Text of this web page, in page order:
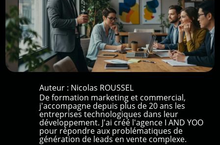
Auteur : Nicolas ROUSSEL
De formation marketing et commercial,
j'accompagne depuis plus de 20 ans les
entreprises technologiques dans leur
développement. J'ai créé l'agence I AND YOO
pour répondre aux problématiques de
génération de leads en vente complexe.